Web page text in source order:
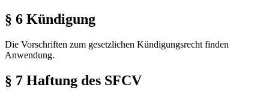
§ 6 Kündigung
Die Vorschriften zum gesetzlichen Kündigungsrecht finden
Anwendung.
§ 7 Haftung des SFCV